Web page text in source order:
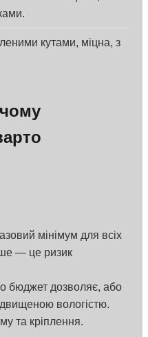
кутами, міцна, з
мінімум для всіх
— це ризик
бюджет дозволяє, або
вологістю.
та кріплення.